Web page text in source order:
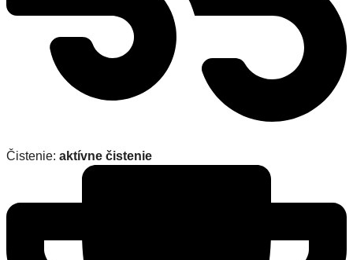
Čistenie: aktívne čistenie